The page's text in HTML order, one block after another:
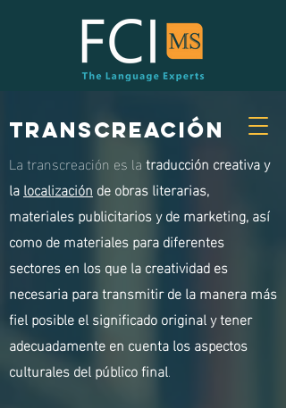
Transcreación
La transcreación es latraducción creativa y
lalocalización de obras literarias,
materiales publicitarios y de marketing, así
como de materiales para diferentes
sectores en los que la creatividad es
necesaria para transmitir de la manera más
fiel posible el significado original y tener
adecuadamente en cuenta los aspectos
culturales del público final.